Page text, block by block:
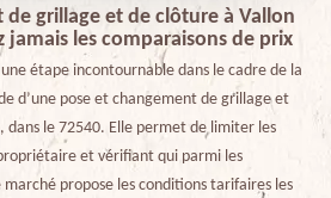
de grillage et de clôture à Vallon
jamais les comparaisons de prix
étape incontournable dans le cadre de la
d’une pose et changement de grillage et
dans le 72540. Elle permet de limiter les
et vérifiant qui parmi les
propose les conditions tarifaires les